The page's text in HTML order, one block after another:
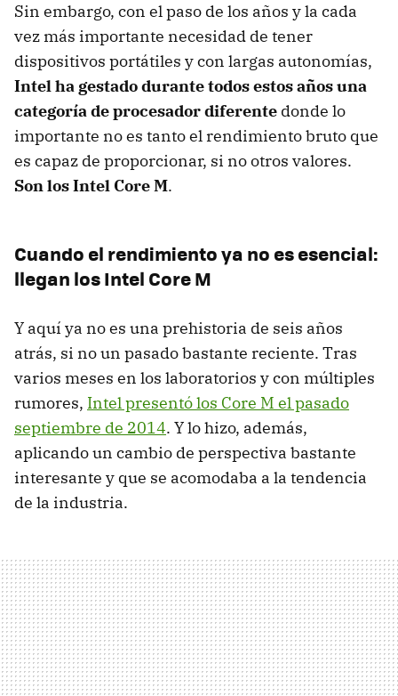
Sin embargo, con el paso de los años y la cada
vez más importante necesidad de tener
dispositivos portátiles y con largas autonomías,
Intel ha gestado durante todos estos años una
categoría de procesador diferente donde lo
importante no es tanto el rendimiento bruto que
es capaz de proporcionar, si no otros valores.
Son los Intel Core M.
Cuando el rendimiento ya no es esencial:
llegan los Intel Core M
Y aquí ya no es una prehistoria de seis años
atrás, si no un pasado bastante reciente. Tras
varios meses en los laboratorios y con múltiples
rumores, Intel presentó los Core M el pasado
septiembre de 2014. Y lo hizo, además,
aplicando un cambio de perspectiva bastante
interesante y que se acomodaba a la tendencia
de la industria.